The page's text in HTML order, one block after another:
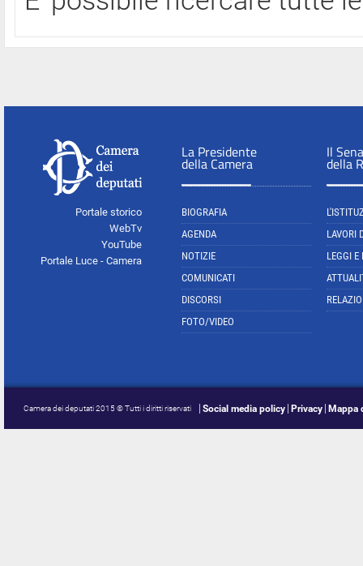
Portale storico
WebTv
YouTube
Portale Luce - Camera
La Presidente
della Camera
BIOGRAFIA
AGENDA
NOTIZIE
COMUNICATI
DISCORSI
FOTO/VIDEO
Il
della
LAVORI
LEGGI E
Camera dei deputati 2015 © Tutti i diritti riservati Social media policy Privacy Mappa